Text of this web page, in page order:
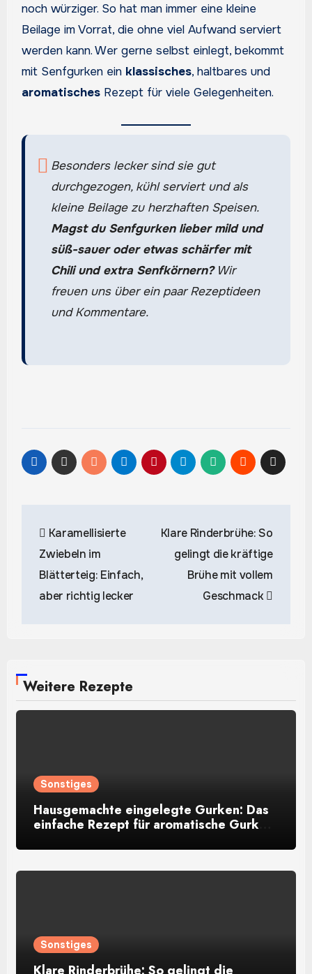
noch würziger. So hat man immer eine kleine
Beilage im Vorrat, die ohne viel Aufwand serviert
werden kann. Wer gerne selbst einlegt, bekommt
mit Senfgurken ein klassisches, haltbares und
aromatischesRezept für viele Gelegenheiten.
Besonders lecker sind sie gut
durchgezogen, kühl serviert und als
kleine Beilage zu herzhaften Speisen.
Magst du Senfgurken lieber mild und
süß-sauer oder etwas schärfer mit
Chili und extra Senfkörnern?Wir
freuen uns über ein paar Rezeptideen
und Kommentare.
Karamellisierte
Zwiebeln im
Blätterteig: Einfach,
aber richtig lecker
Klare Rinderbrühe: So
gelingt die kräftige
Brühe mit vollem
Geschmack
Weitere Rezepte
Sonstiges
Hausgemachte eingelegte Gurken: Das
einfache Rezept für aromatische Gurken
Sonstiges